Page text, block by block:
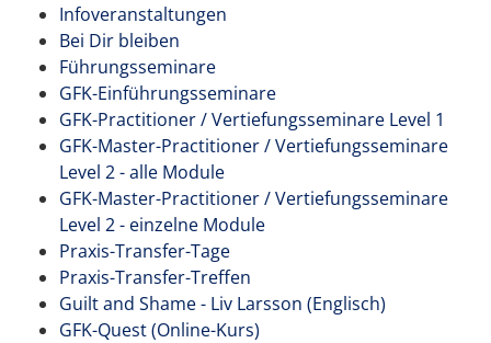
Infoveranstaltungen
Bei Dir bleiben
Führungsseminare
GFK-Einführungsseminare
GFK-Practitioner / Vertiefungsseminare Level 1
GFK-Master-Practitioner / Vertiefungsseminare
Level 2 - alle Module
GFK-Master-Practitioner / Vertiefungsseminare
Level 2 - einzelne Module
Praxis-Transfer-Tage
Praxis-Transfer-Treffen
Guilt and Shame - Liv Larsson (Englisch)
GFK-Quest (Online-Kurs)